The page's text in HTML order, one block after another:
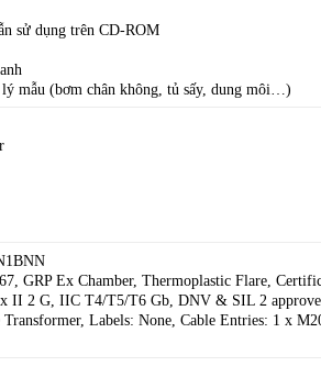
sử dụng trên CD-ROM
mẫu (bơm chân không, tủ sấy, dung môi…)
GRP Ex Chamber, Thermoplastic Flare,
II 2 G, IIC T4/T5/T6 Gb, DNV & SIL 2
Labels: None, Cable Entries: 1 x